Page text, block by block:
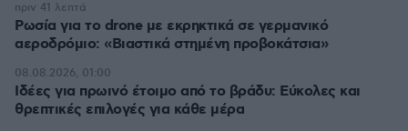
Ρωσία για το drone με εκρηκτικά σε γερμανικό
αεροδρόμιο: «Βιαστικά στημένη προβοκάτσια»
πριν 41 λεπτά
Ιδέες για πρωινό έτοιμο από το βράδυ: Εύκολες και
θρεπτικές επιλογές για κάθε μέρα
08.08.2026, 01:00